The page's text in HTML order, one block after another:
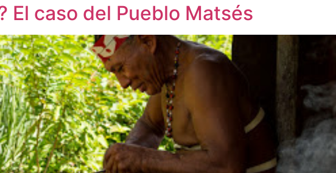
El caso del Pueblo Matsés